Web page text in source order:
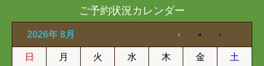
ご予約状況カレンダー
2026年 8月
日 月 火 水 木 金 土